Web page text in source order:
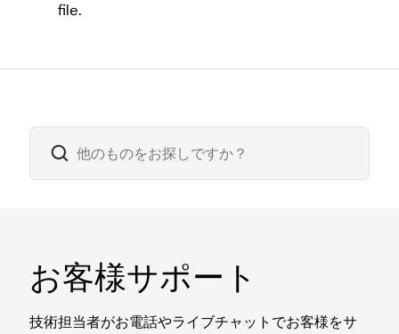
file.
お客様サポート
技術担当者がお電話やライブチャットでお客様をサ